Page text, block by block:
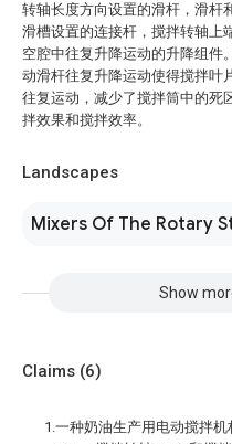
转轴长度方向设置的滑杆，滑杆
滑槽设置的连接杆，搅拌转轴上
空腔中往复升降运动的升降组件
动滑杆往复升降运动使得搅拌叶
往复运动，减少了搅拌筒中的死
拌效果和搅拌效率。
Landscapes
Mixers Of The Rotary
Show
Claims (6)
1.一种奶油生产用电动搅拌